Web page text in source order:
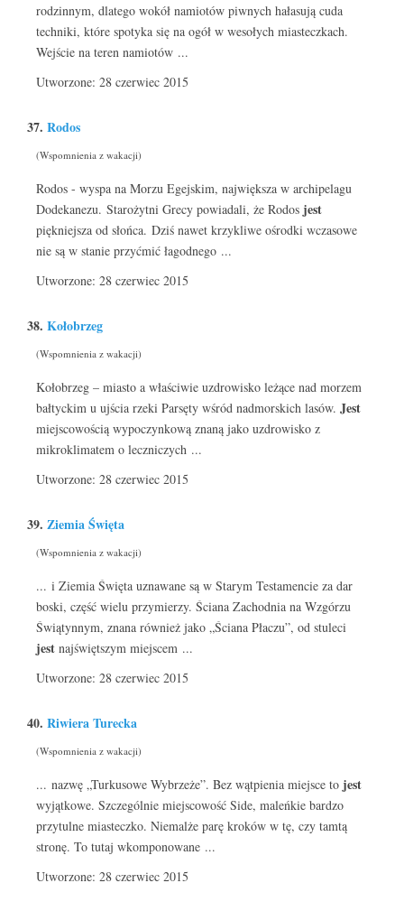
rodzinnym, dlatego wokół namiotów piwnych hałasują cuda
techniki, które spotyka się na ogół w wesołych miasteczkach.
Wejście na teren namiotów ...
Utworzone: 28 czerwiec 2015
37. Rodos
(Wspomnienia z wakacji)
Rodos - wyspa na Morzu Egejskim, największa w archipelagu
Dodekanezu. Starożytni Grecy powiadali, że Rodos jest
piękniejsza od słońca. Dziś nawet krzykliwe ośrodki wczasowe
nie są w stanie przyćmić łagodnego ...
Utworzone: 28 czerwiec 2015
38. Kołobrzeg
(Wspomnienia z wakacji)
Kołobrzeg – miasto a właściwie uzdrowisko leżące nad morzem
bałtyckim u ujścia rzeki Parsęty wśród nadmorskich lasów. Jest
miejscowością wypoczynkową znaną jako uzdrowisko z
mikroklimatem o leczniczych ...
Utworzone: 28 czerwiec 2015
39. Ziemia Święta
(Wspomnienia z wakacji)
... i Ziemia Święta uznawane są w Starym Testamencie za dar
boski, część wielu przymierzy. Ściana Zachodnia na Wzgórzu
Świątynnym, znana również jako „Ściana Płaczu”, od stuleci
jest najświętszym miejscem ...
Utworzone: 28 czerwiec 2015
40. Riwiera Turecka
(Wspomnienia z wakacji)
... nazwę „Turkusowe Wybrzeże”. Bez wątpienia miejsce to jest
wyjątkowe. Szczególnie miejscowość Side, maleńkie bardzo
przytulne miasteczko. Niemalże parę kroków w tę, czy tamtą
stronę. To tutaj wkomponowane ...
Utworzone: 28 czerwiec 2015